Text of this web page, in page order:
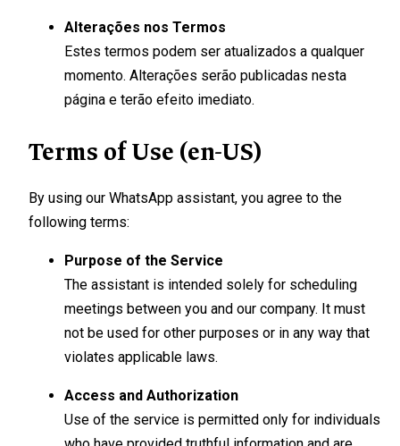
Alterações nos Termos
Estes termos podem ser atualizados a qualquer
momento. Alterações serão publicadas nesta
página e terão efeito imediato.
Terms of Use (en-US)
By using our WhatsApp assistant, you agree to the
following terms:
Purpose of the Service
The assistant is intended solely for scheduling
meetings between you and our company. It must
not be used for other purposes or in any way that
violates applicable laws.
Access and Authorization
Use of the service is permitted only for individuals